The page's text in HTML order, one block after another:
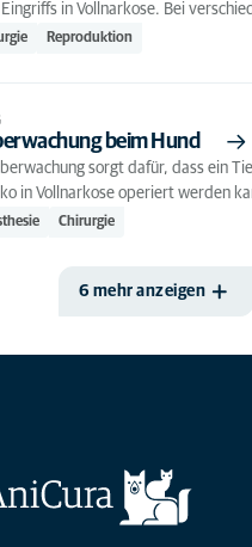
in Vollnarkose. Bei
Reproduktion
beim Hund
sorgt dafür, dass ein
in Vollnarkose operiert werden
Chirurgie
6 mehr anzeigen